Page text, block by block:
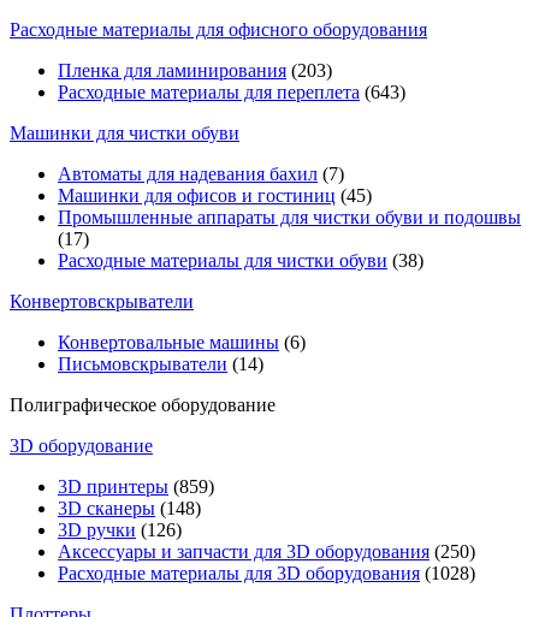
Расходные материалы для офисного оборудования
Пленка для ламинирования (203)
Расходные материалы для переплета (643)
Машинки для чистки обуви
Автоматы для надевания бахил (7)
Машинки для офисов и гостиниц (45)
Промышленные аппараты для чистки обуви и подошвы
(17)
Расходные материалы для чистки обуви (38)
Конвертовскрыватели
Конвертовальные машины (6)
Письмовскрыватели (14)
Полиграфическое оборудование
3D оборудование
3D принтеры (859)
3D сканеры (148)
3D ручки (126)
Аксессуары и запчасти для 3D оборудования (250)
Расходные материалы для 3D оборудования (1028)